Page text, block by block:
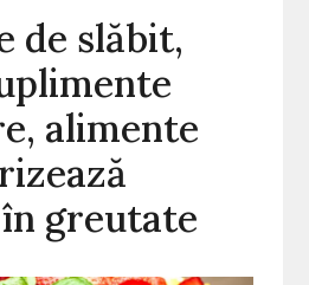
de slăbit,
alimente
greutate